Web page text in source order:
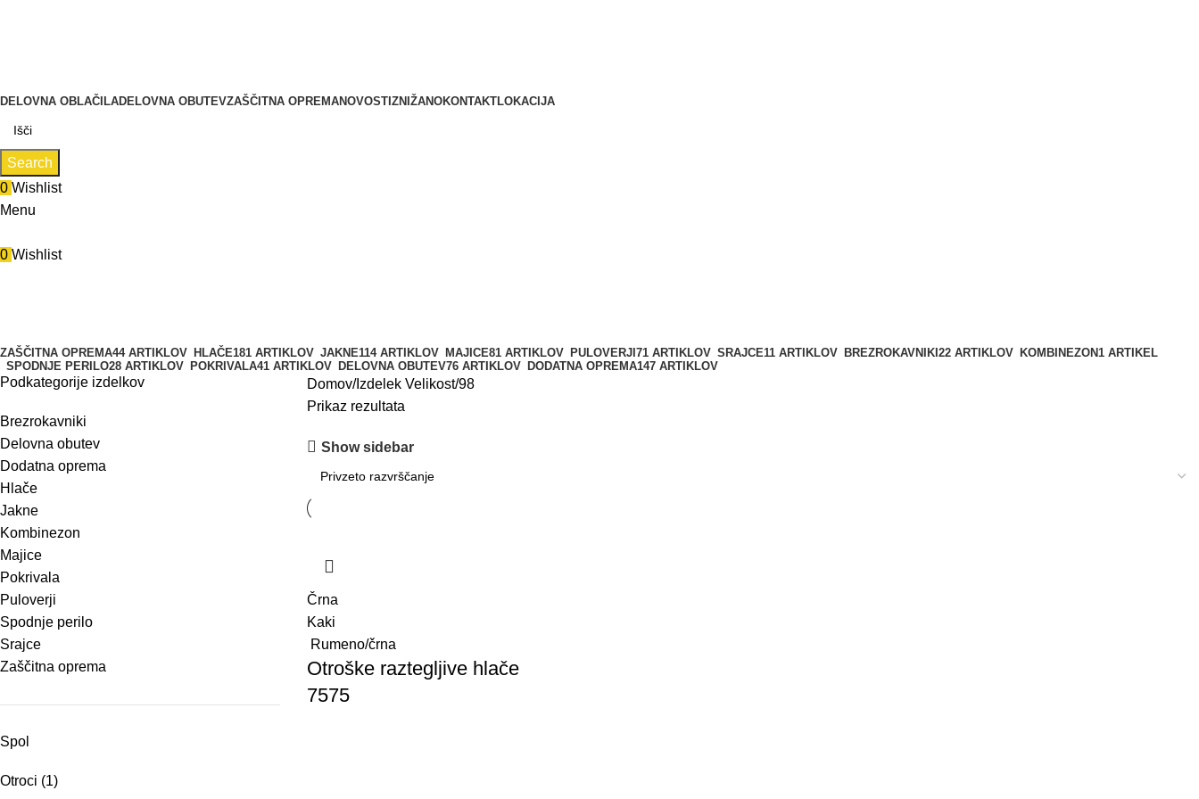
DELOVNA OBLAČILADELOVNA OBUTEVZAŠČITNA OPREMANOVOSTI ZNIŽANOKONTAKTLOKACIJA
Search
0 Wishlist
Menu
0 Wishlist
ZAŠČITNA OPREMA44 ARTIKLOV HLAČE181 ARTIKLOV JAKNE114 ARTIKLOV MAJICE81 ARTIKLOV PULOVERJI 71 ARTIKLOV SRAJCE11 ARTIKLOV BREZROKAVNIKI 22 ARTIKLOV KOMBINEZON1 ARTIKEL
SPODNJE PERILO28 ARTIKLOV POKRIVALA41 ARTIKLOV DELOVNA OBUTEV76 ARTIKLOV DODATNA OPREMA147 ARTIKLOV
Podkategorije izdelkov
Brezrokavniki
Delovna obutev
Dodatna oprema
Hlače
Jakne
Kombinezon
Majice
Pokrivala
Puloverji
Spodnje perilo
Srajce
Zaščitna oprema
Spol
Otroci (1)
Domov Izdelek Velikost 98
Prikaz rezultata
Show sidebar
Črna
Kaki
Rumeno/črna
Otroške raztegljive hlače
7575